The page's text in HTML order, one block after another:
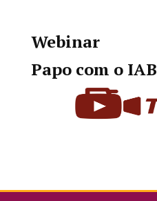
Webinar
Papo com o IAB